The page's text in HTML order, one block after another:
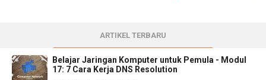
ARTIKEL TERBARU
Belajar Jaringan Komputer untuk Pemula - Modul
17: 7 Cara Kerja DNS Resolution